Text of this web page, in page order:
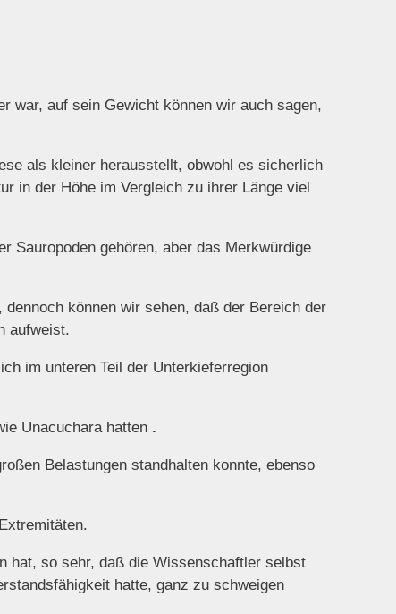
war, auf sein Gewicht können wir auch sagen,
als kleiner herausstellt, obwohl es sicherlich
in der Höhe im Vergleich zu ihrer Länge viel
Sauropoden gehören, aber das Merkwürdige
können wir sehen, daß der Bereich der
aufweist.
im unteren Teil der Unterkieferregion
Unacuchara hatten .
Belastungen standhalten konnte, ebenso
hat, so sehr, daß die Wissenschaftler selbst
hatte, ganz zu schweigen